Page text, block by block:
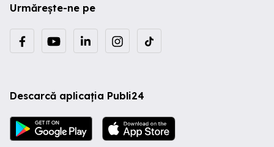
Urmărește-ne pe
Descarcă aplicația Publi24